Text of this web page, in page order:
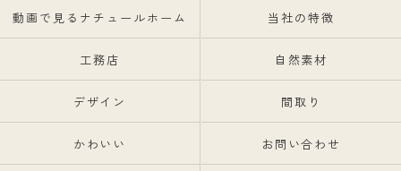
動画で見るナチュールホーム 当社の特徴
工務店 自然素材
デザイン 間取り
かわいい お問い合わせ